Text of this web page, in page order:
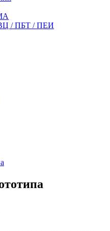
/ ПБТ / ПЕИ